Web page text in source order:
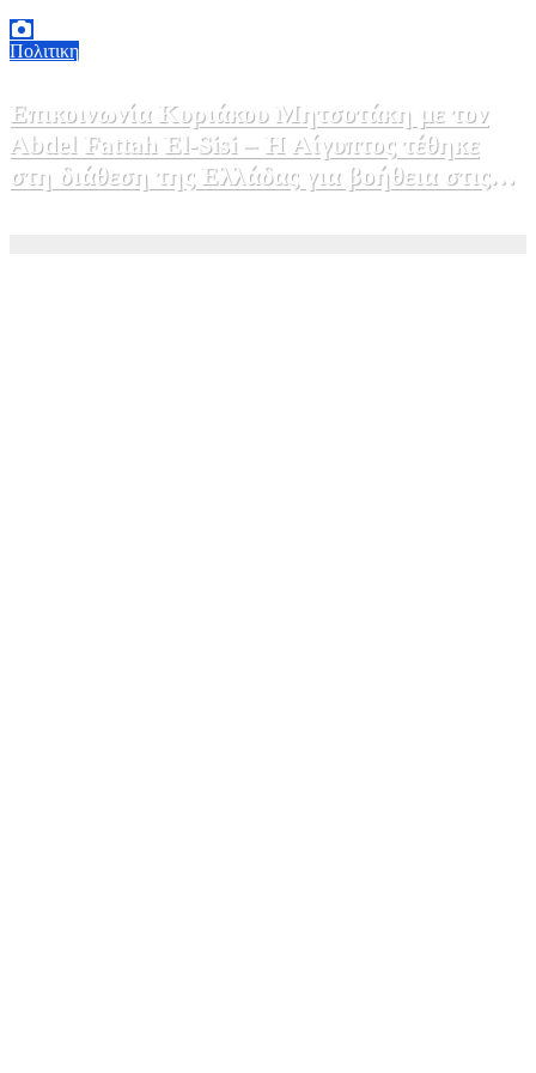
καινοτομία»
Πολιτικη
Επικοινωνία Κυριάκου Μητσοτάκη με τον
Abdel Fattah El-Sisi – Η Αίγυπτος τέθηκε
στη διάθεση της Ελλάδας για βοήθεια στις